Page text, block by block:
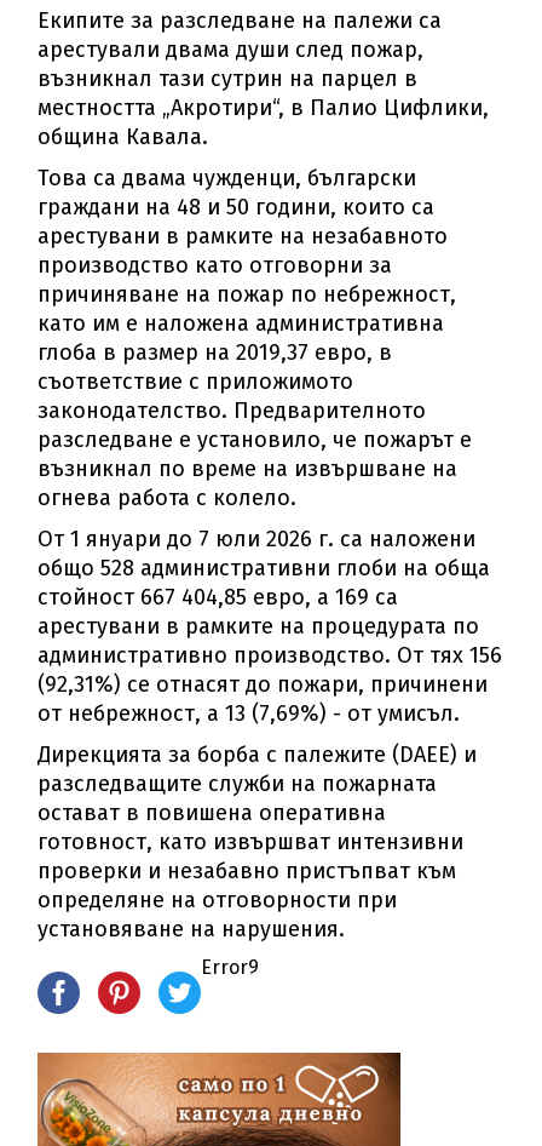
Екипите за разследване на палежи са
арестували двама души след пожар,
възникнал тази сутрин на парцел в
местността „Акротири“, в Палио Цифлики,
община Кавала.
Това са двама чужденци, български
граждани на 48 и 50 години, които са
арестувани в рамките на незабавното
производство като отговорни за
причиняване на пожар по небрежност,
като им е наложена административна
глоба в размер на 2019,37 евро, в
съответствие с приложимото
законодателство. Предварителното
разследване е установило, че пожарът е
възникнал по време на извършване на
огнева работа с колело.
От 1 януари до 7 юли 2026 г. са наложени
общо 528 административни глоби на обща
стойност 667 404,85 евро, а 169 са
арестувани в рамките на процедурата по
административно производство. От тях 156
(92,31%) се отнасят до пожари, причинени
от небрежност, а 13 (7,69%) - от умисъл.
Дирекцията за борба с палежите (DAEE) и
разследващите служби на пожарната
остават в повишена оперативна
готовност, като извършват интензивни
проверки и незабавно пристъпват към
определяне на отговорности при
установяване на нарушения.
Error9